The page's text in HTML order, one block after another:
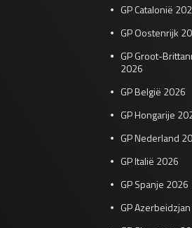
GP Catalonië
GP Oostenrijk
GP Groot-
2026
GP België 2026
GP Hongarije
GP Nederland
GP Italië 2026
GP Spanje 2026
GP